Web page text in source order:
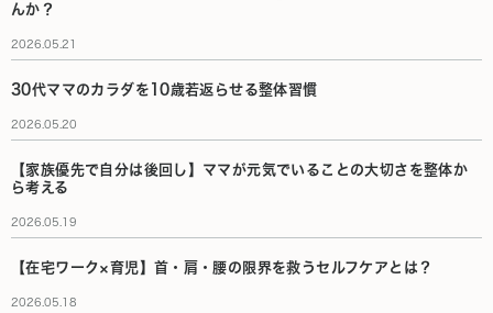
んか？
2026.05.21
30代ママのカラダを10歳若返らせる整体習慣
2026.05.20
【家族優先で自分は後回し】ママが元気でいることの大切さを整体か
ら考える
2026.05.19
【在宅ワーク×育児】首・肩・腰の限界を救うセルフケアとは？
2026.05.18